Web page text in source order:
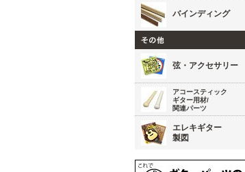
バインディング
弦・アクセサリー
アコースティック
ギター用材/
関連パーツ
エレキギター
製図